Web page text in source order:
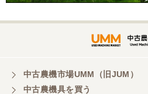
います。
迅速丁寧な対応で、稲刈り
きました。 程度極上のコ
中古農機市場UMM（旧JUM）
中古農機具を買う